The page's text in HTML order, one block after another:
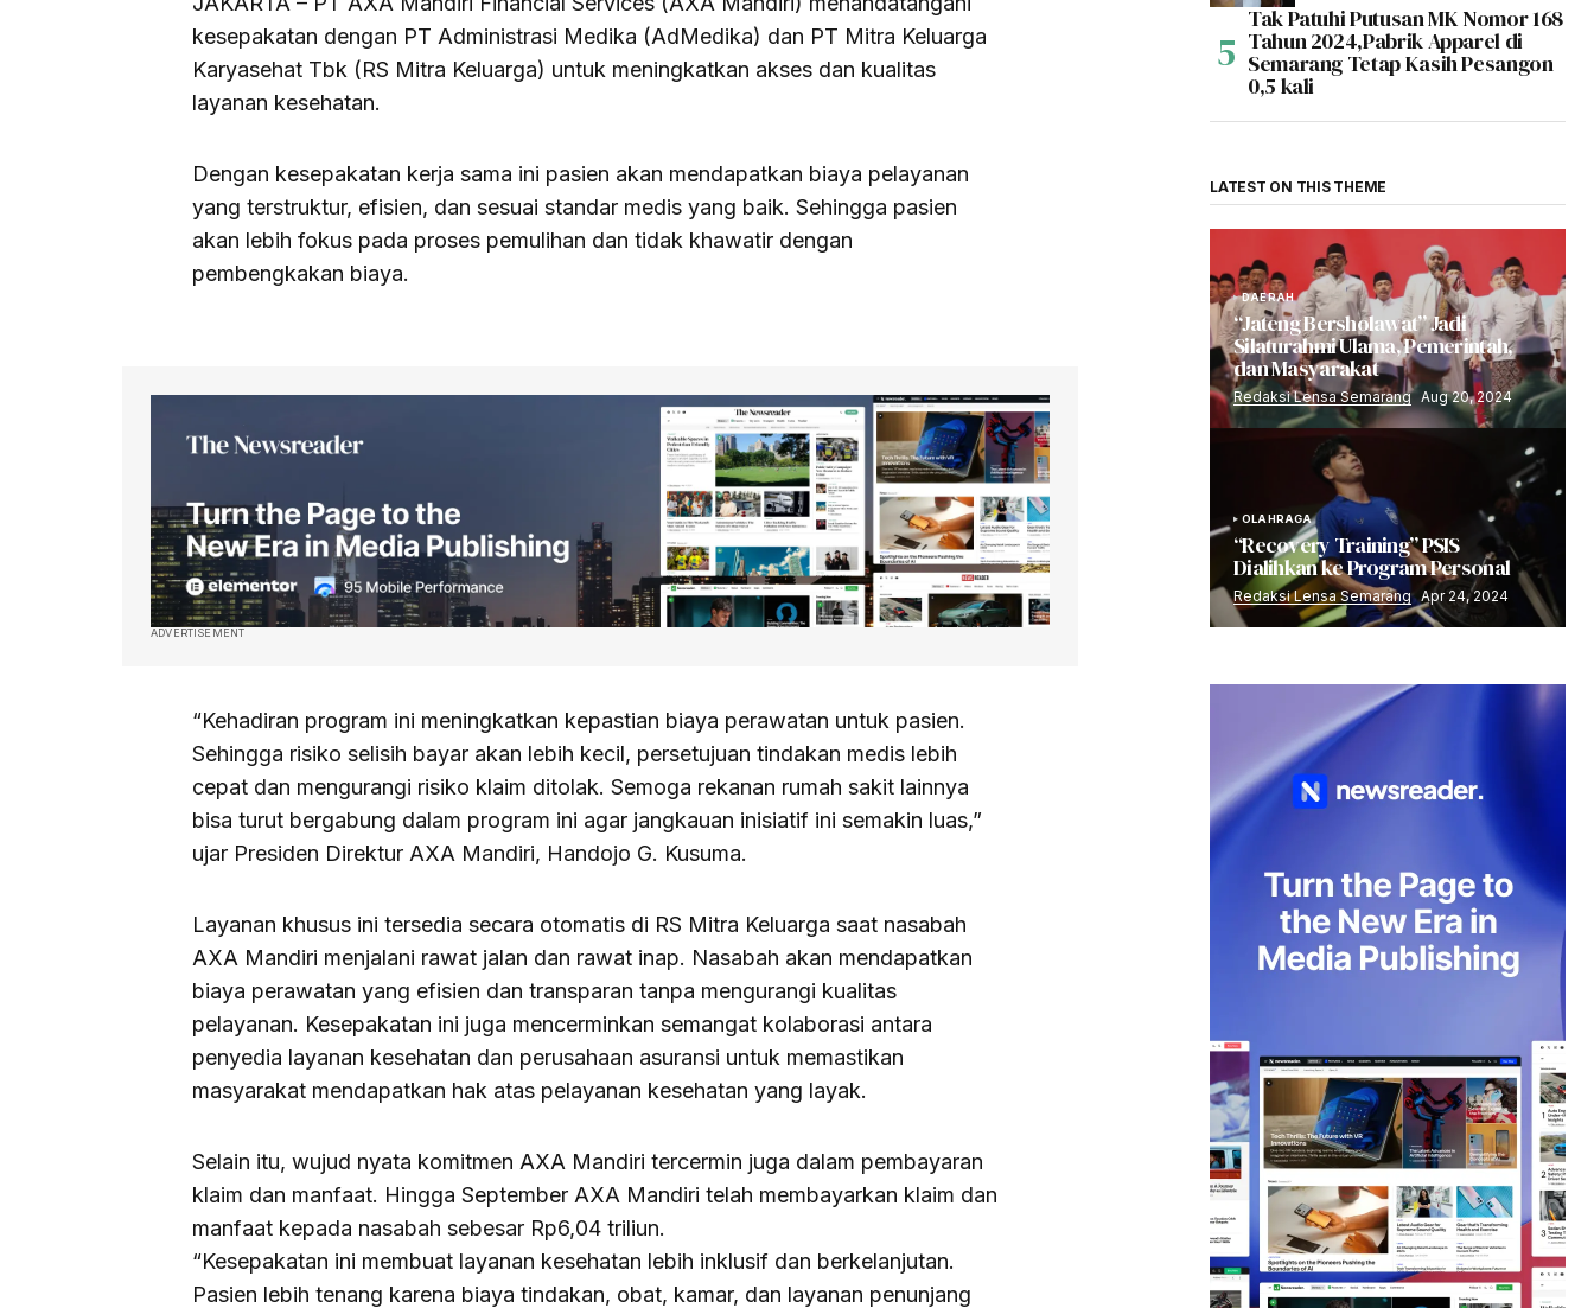
kesepakatan dengan PT Administrasi Medika (AdMedika) dan PT Mitra Keluarga
Karyasehat Tbk (RS Mitra Keluarga) untuk meningkatkan akses dan kualitas
layanan kesehatan.
Dengan kesepakatan kerja sama ini pasien akan mendapatkan biaya pelayanan
yang terstruktur, efisien, dan sesuai standar medis yang baik. Sehingga pasien
akan lebih fokus pada proses pemulihan dan tidak khawatir dengan
pembengkakan biaya.
ADVERTISEMENT
“Kehadiran program ini meningkatkan kepastian biaya perawatan untuk pasien.
Sehingga risiko selisih bayar akan lebih kecil, persetujuan tindakan medis lebih
cepat dan mengurangi risiko klaim ditolak. Semoga rekanan rumah sakit lainnya
bisa turut bergabung dalam program ini agar jangkauan inisiatif ini semakin luas,”
ujar Presiden Direktur AXA Mandiri, Handojo G. Kusuma.
Layanan khusus ini tersedia secara otomatis di RS Mitra Keluarga saat nasabah
AXA Mandiri menjalani rawat jalan dan rawat inap. Nasabah akan mendapatkan
biaya perawatan yang efisien dan transparan tanpa mengurangi kualitas
pelayanan. Kesepakatan ini juga mencerminkan semangat kolaborasi antara
penyedia layanan kesehatan dan perusahaan asuransi untuk memastikan
masyarakat mendapatkan hak atas pelayanan kesehatan yang layak.
Selain itu, wujud nyata komitmen AXA Mandiri tercermin juga dalam pembayaran
klaim dan manfaat. Hingga September AXA Mandiri telah membayarkan klaim dan
manfaat kepada nasabah sebesar Rp6,04 triliun.
“Kesepakatan ini membuat layanan kesehatan lebih inklusif dan berkelanjutan.
Pasien lebih tenang karena biaya tindakan, obat, kamar, dan layanan penunjang
Tak Patuhi Putusan MK Nomor 168
Tahun 2024,Pabrik Apparel di
Semarang Tetap Kasih Pesangon
0,5 kali
LATEST ON THIS THEME
DAERAH
“Jateng Bersholawat” Jadi
Silaturahmi Ulama, Pemerintah,
dan Masyarakat
Redaksi Lensa Semarang Aug 20, 2024
OLAHRAGA
“Recovery Training” PSIS
Dialihkan ke Program Personal
Redaksi Lensa Semarang Apr 24, 2024